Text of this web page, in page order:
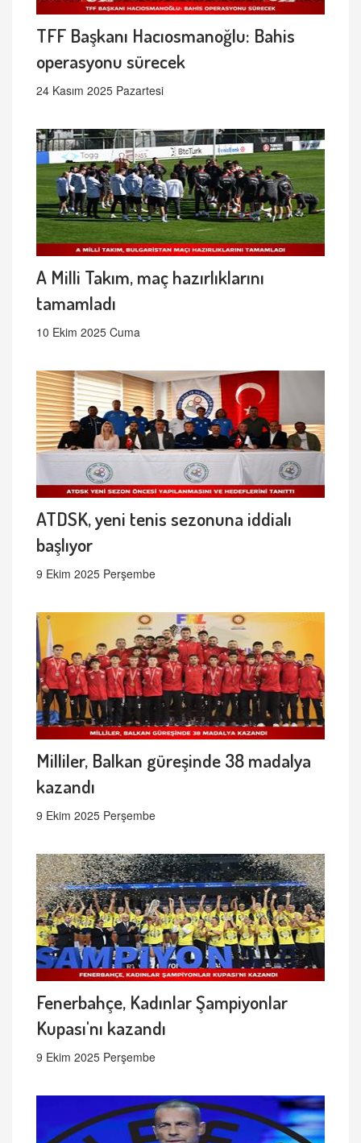
TFF Başkanı Hacıosmanoğlu: Bahis
operasyonu sürecek
24 Kasım 2025 Pazartesi
A Milli Takım, maç hazırlıklarını
tamamladı
10 Ekim 2025 Cuma
ATDSK, yeni tenis sezonuna iddialı
başlıyor
9 Ekim 2025 Perşembe
Milliler, Balkan güreşinde 38 madalya
kazandı
9 Ekim 2025 Perşembe
Fenerbahçe, Kadınlar Şampiyonlar
Kupası'nı kazandı
9 Ekim 2025 Perşembe